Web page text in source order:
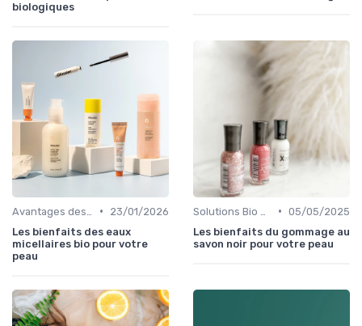
biologiques
•
23/01/2026
Les bienfaits des eaux
micellaires bio pour votre
peau
• 05/05/2025
Les bienfaits du gommage au
savon noir pour votre peau